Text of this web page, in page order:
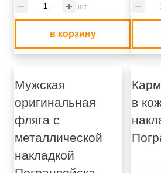
шт
в корзину
Мужская
оригинальная
фляга с
металлической
накладкой
в